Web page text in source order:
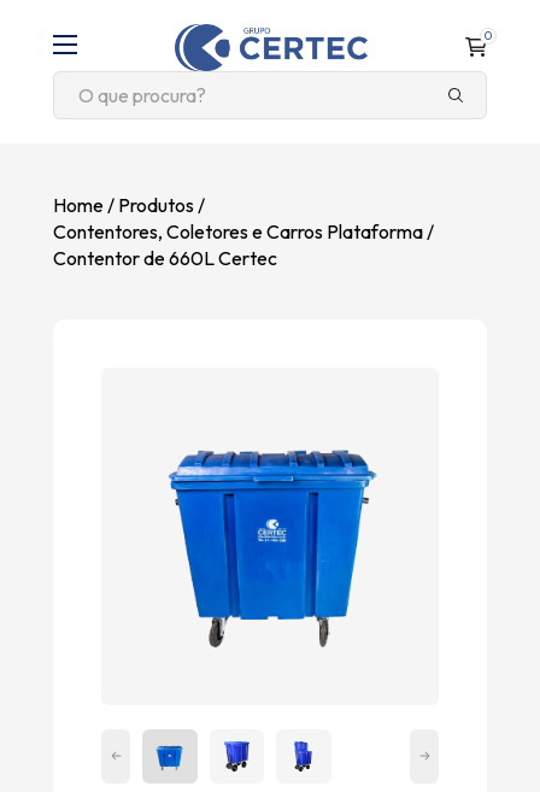
0
Home
Produtos
Contentores, Coletores e Carros Plataforma
Contentor de 660L Certec